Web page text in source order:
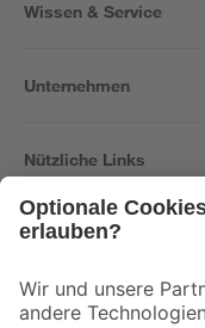
Wissen & Service
Unternehmen
Nützliche Links
Der toom Newsletter: Keine